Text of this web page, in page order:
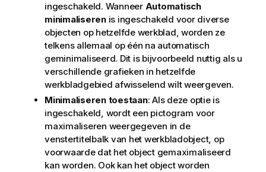
ingeschakeld. Wanneer Automatisch
minimaliserenis ingeschakeld voor diverse
objecten op hetzelfde werkblad, worden ze
telkens allemaal op één na automatisch
geminimaliseerd. Dit is bijvoorbeeld nuttig als u
verschillende grafieken in hetzelfde
werkbladgebied afwisselend wilt weergeven.
Minimaliseren toestaan: Als deze optie is
ingeschakeld, wordt een pictogram voor
maximaliseren weergegeven in de
venstertitelbalk van het werkbladobject, op
voorwaarde dat het object gemaximaliseerd
kan worden. Ook kan het object worden